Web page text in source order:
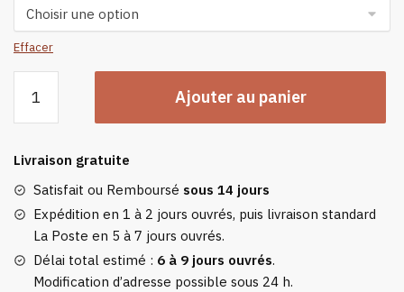
Effacer
Chaussons
Chauffant
Ajouter au panier
Livraison gratuite
Satisfait ou Remboursé sous 14 jours
Expédition en 1 à 2 jours ouvrés, puis livraison standard
La Poste en 5 à 7 jours ouvrés.
Délai total estimé : 6 à 9 jours ouvrés.
Modification d’adresse possible sous 24 h.